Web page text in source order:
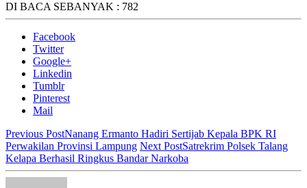
DI BACA SEBANYAK : 782
Facebook
Twitter
Google+
Linkedin
Tumblr
Pinterest
Mail
Previous PostNanang Ermanto Hadiri Sertijab Kepala BPK RI
Perwakilan Provinsi Lampung Next PostSatrekrim Polsek Talang
Kelapa Berhasil Ringkus Bandar Narkoba